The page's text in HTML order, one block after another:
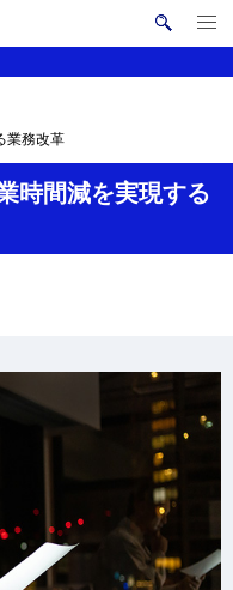
メ
ニ
業務改革
時間減を実現する